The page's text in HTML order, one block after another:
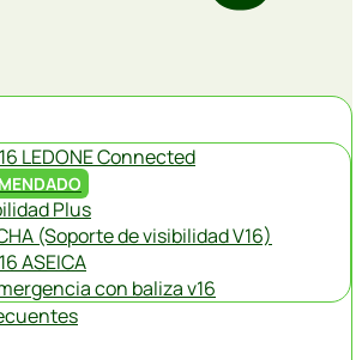
LEDONE Connected
Plus
(Soporte de visibilidad V16)
ASEICA
con baliza v16